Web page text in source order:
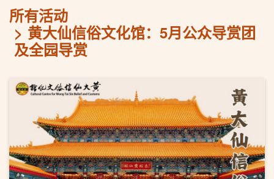
所有活动
黄大仙信俗文化馆：5月公众导赏团
及全园导赏